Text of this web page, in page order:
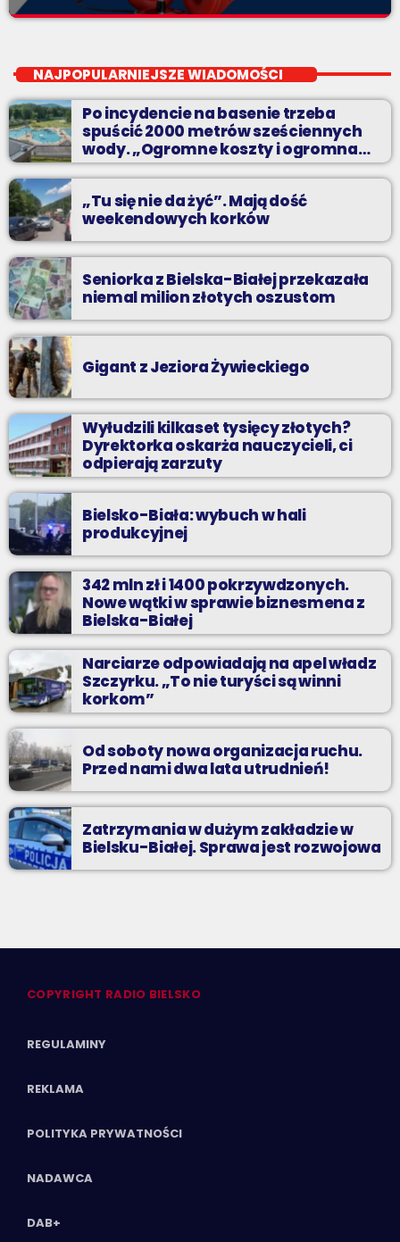
Nocą, kiedy wszyscy śpią - my gramy dalej. I to właśnie nocą
można "upolować" na naszej antenie prawdziwe muzyczne
perełki.
NAJPOPULARNIEJSZE WIADOMOŚCI
Po incydencie na basenie trzeba
spuścić 2000 metrów sześciennych
wody. „Ogromne koszty i ogromna
praca”
„Tu się nie da żyć”. Mają dość
weekendowych korków
Seniorka z Bielska-Białej przekazała
niemal milion złotych oszustom
Gigant z Jeziora Żywieckiego
Wyłudzili kilkaset tysięcy złotych?
Dyrektorka oskarża nauczycieli, ci
odpierają zarzuty
Bielsko-Biała: wybuch w hali
produkcyjnej
342 mln zł i 1400 pokrzywdzonych.
Nowe wątki w sprawie biznesmena z
Bielska-Białej
Narciarze odpowiadają na apel władz
Szczyrku. „To nie turyści są winni
korkom”
Od soboty nowa organizacja ruchu.
Przed nami dwa lata utrudnień!
Zatrzymania w dużym zakładzie w
Bielsku-Białej. Sprawa jest rozwojowa
COPYRIGHT RADIO BIELSKO
REGULAMINY
REKLAMA
POLITYKA PRYWATNOŚCI
NADAWCA
DAB+